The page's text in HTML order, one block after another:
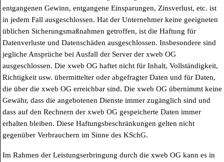
entgangenen Gewinn, entgangene Einsparungen, Zinsverlust, etc. ist
in jedem Fall ausgeschlossen. Hat der Unternehmer keine geeigneten
üblichen Sicherungsmaßnahmen getroffen, ist die Haftung für
Datenverluste und Datenschäden ausgeschlossen. Insbesondere sind
jegliche Ansprüche bei Ausfall der Server der xweb OG
ausgeschlossen. Die xweb OG haftet nicht für Inhalt, Vollständigkeit,
Richtigkeit usw. übermittelter oder abgefragter Daten und für Daten,
die über die xweb OG erreichbar sind. Die xweb OG übernimmt keine
Gewähr, dass die angebotenen Dienste immer zugänglich sind und
dass auf den Rechnern der xweb OG gespeicherte Daten immer
erhalten bleiben. Diese Haftungsbeschränkungen gelten nicht
gegenüber Verbrauchern im Sinne des KSchG.
Im Rahmen der Leistungserbringung durch die xweb OG kann es in